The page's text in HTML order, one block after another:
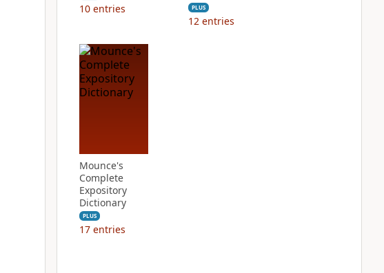
10 entries PLUS
12 entries
Mounce's
Complete
Expository
Dictionary
PLUS
17 entries